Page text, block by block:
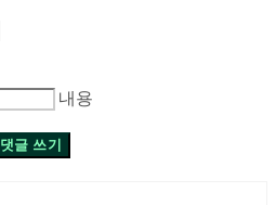
내용
댓글 쓰기